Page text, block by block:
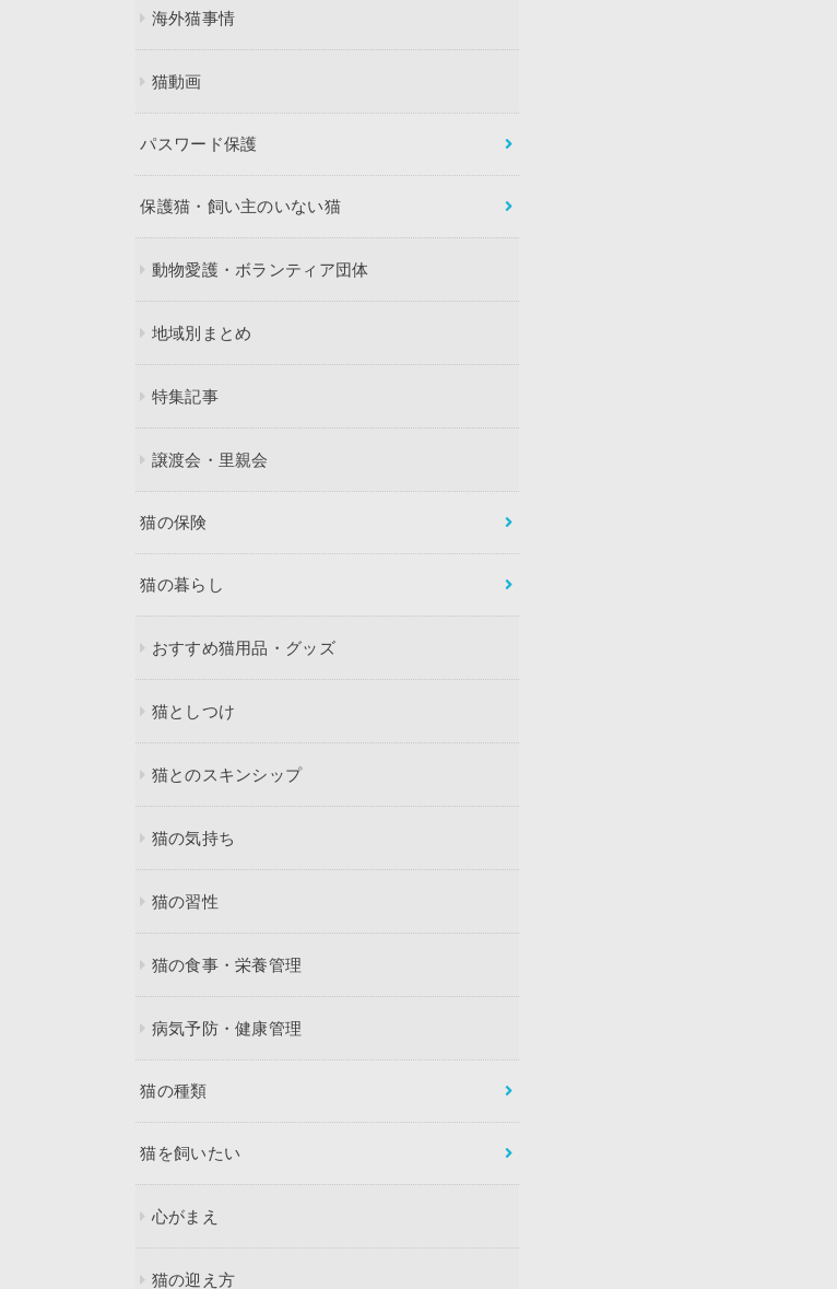
海外猫事情
猫動画
パスワード保護
保護猫・飼い主のいない猫
動物愛護・ボランティア団体
地域別まとめ
特集記事
譲渡会・里親会
猫の保険
猫の暮らし
おすすめ猫用品・グッズ
猫としつけ
猫とのスキンシップ
猫の気持ち
猫の習性
猫の食事・栄養管理
病気予防・健康管理
猫の種類
猫を飼いたい
心がまえ
猫の迎え方